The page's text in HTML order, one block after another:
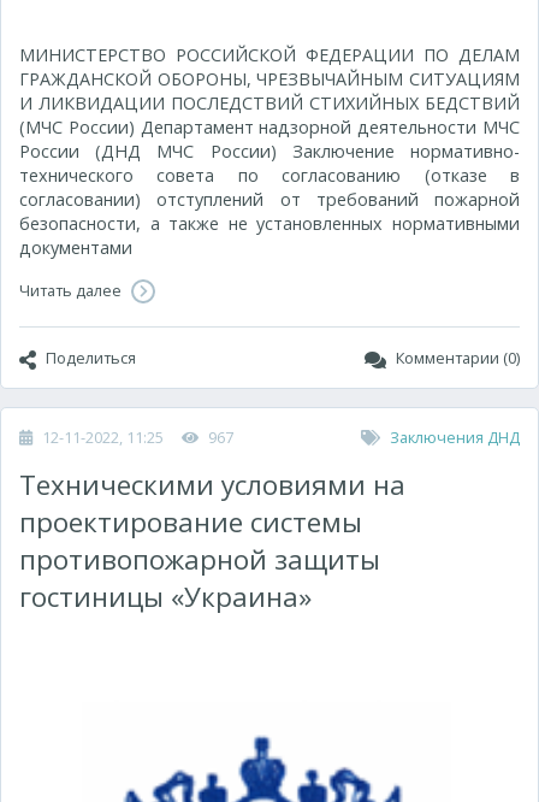
МИНИСТЕРСТВО РОССИЙСКОЙ ФЕДЕРАЦИИ ПО ДЕЛАМ
ГРАЖДАНСКОЙ ОБОРОНЫ, ЧРЕЗВЫЧАЙНЫМ СИТУАЦИЯМ
И ЛИКВИДАЦИИ ПОСЛЕДСТВИЙ СТИХИЙНЫХ БЕДСТВИЙ
(МЧС России) Департамент надзорной деятельности МЧС
России (ДНД МЧС России) Заключение нормативно-
технического совета по согласованию (отказе в
согласовании) отступлений от требований пожарной
безопасности, а также не установленных нормативными
документами
Читать далее
Поделиться Комментарии (0)
12-11-2022, 11:25 967 Заключения ДНД
Техническими условиями на
проектирование системы
противопожарной защиты
гостиницы «Украина»